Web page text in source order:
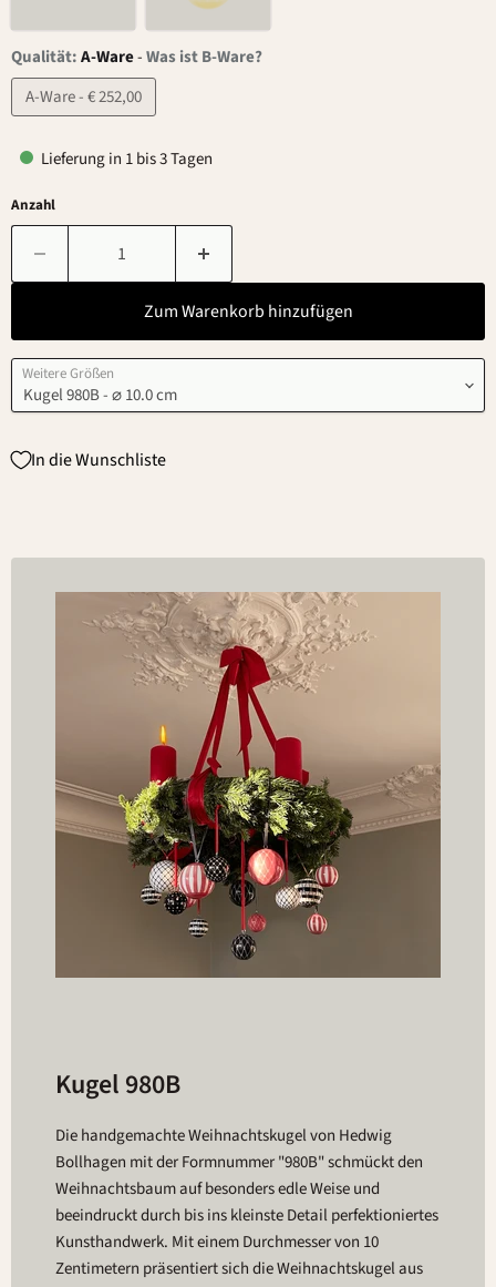
Qualität:A-Ware-Was ist B-Ware?
A-Ware - € 252,00
Lieferung in 1 bis 3 Tagen
Anzahl
Zum Warenkorb hinzufügen
Weitere Größen
In die Wunschliste
Kugel 980B
Die handgemachte Weihnachtskugel von Hedwig
Bollhagen mit der Formnummer "980B" schmückt den
Weihnachtsbaum auf besonders edle Weise und
beeindruckt durch bis ins kleinste Detail perfektioniertes
Kunsthandwerk. Mit einem Durchmesser von 10
Zentimetern präsentiert sich die Weihnachtskugel aus